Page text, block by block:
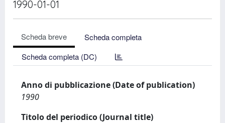
1990-01-01
Scheda breve
Scheda completa
Scheda completa (DC)
Anno di pubblicazione (Date of publication)
1990
Titolo del periodico (Journal title)